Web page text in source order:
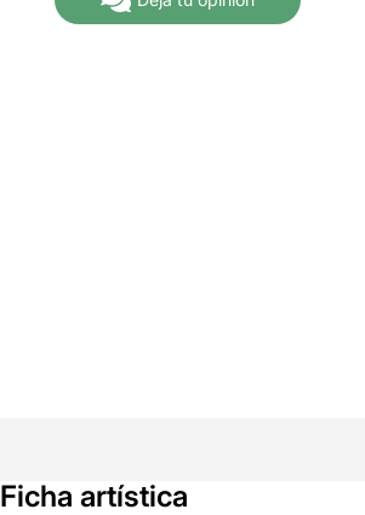
Ficha artística